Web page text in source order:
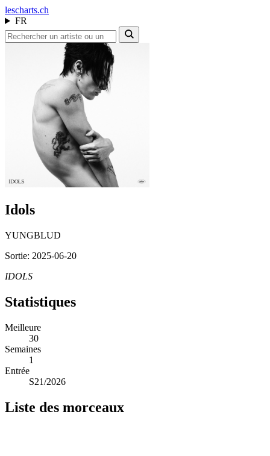
lescharts.ch
FR
Idols
YUNGBLUD
Sortie: 2025-06-20
IDOLS
Statistiques
Meilleure
30
Semaines
1
Entrée
S21/2026
Liste des morceaux